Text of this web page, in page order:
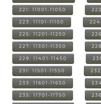
221: 11001-11050
223: 11101-11150
225: 11201-11250
227: 11301-11350
229: 11401-11450
231: 11501-11550
233: 11601-11650
235: 11701-11750